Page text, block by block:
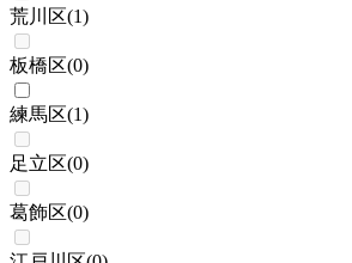
荒川区(1)
板橋区(0)
練馬区(1)
足立区(0)
葛飾区(0)